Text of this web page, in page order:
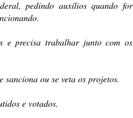
pedindo auxílios quando for
e precisa trabalhar junto com os
sanciona ou se veta os projetos.
e votados.